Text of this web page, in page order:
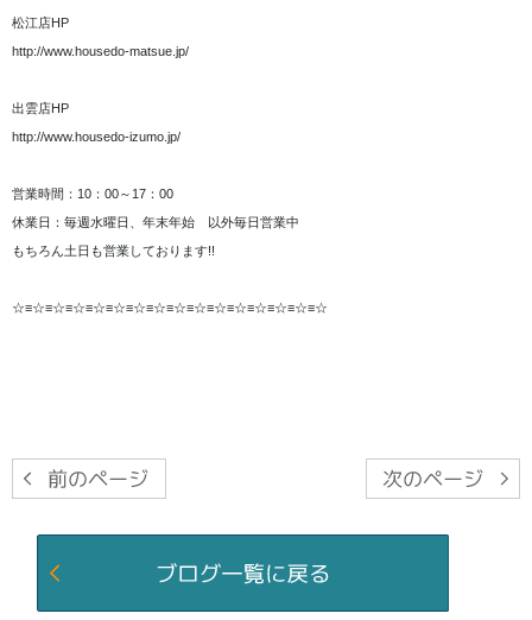
松江店HP
http://www.housedo-matsue.jp/
出雲店HP
http://www.housedo-izumo.jp/
営業時間：10：00～17：00
休業日：毎週水曜日、年末年始 以外毎日営業中
もちろん土日も営業しております!!
☆≡☆≡☆≡☆≡☆≡☆≡☆≡☆≡☆≡☆≡☆≡☆≡☆≡☆≡☆≡☆